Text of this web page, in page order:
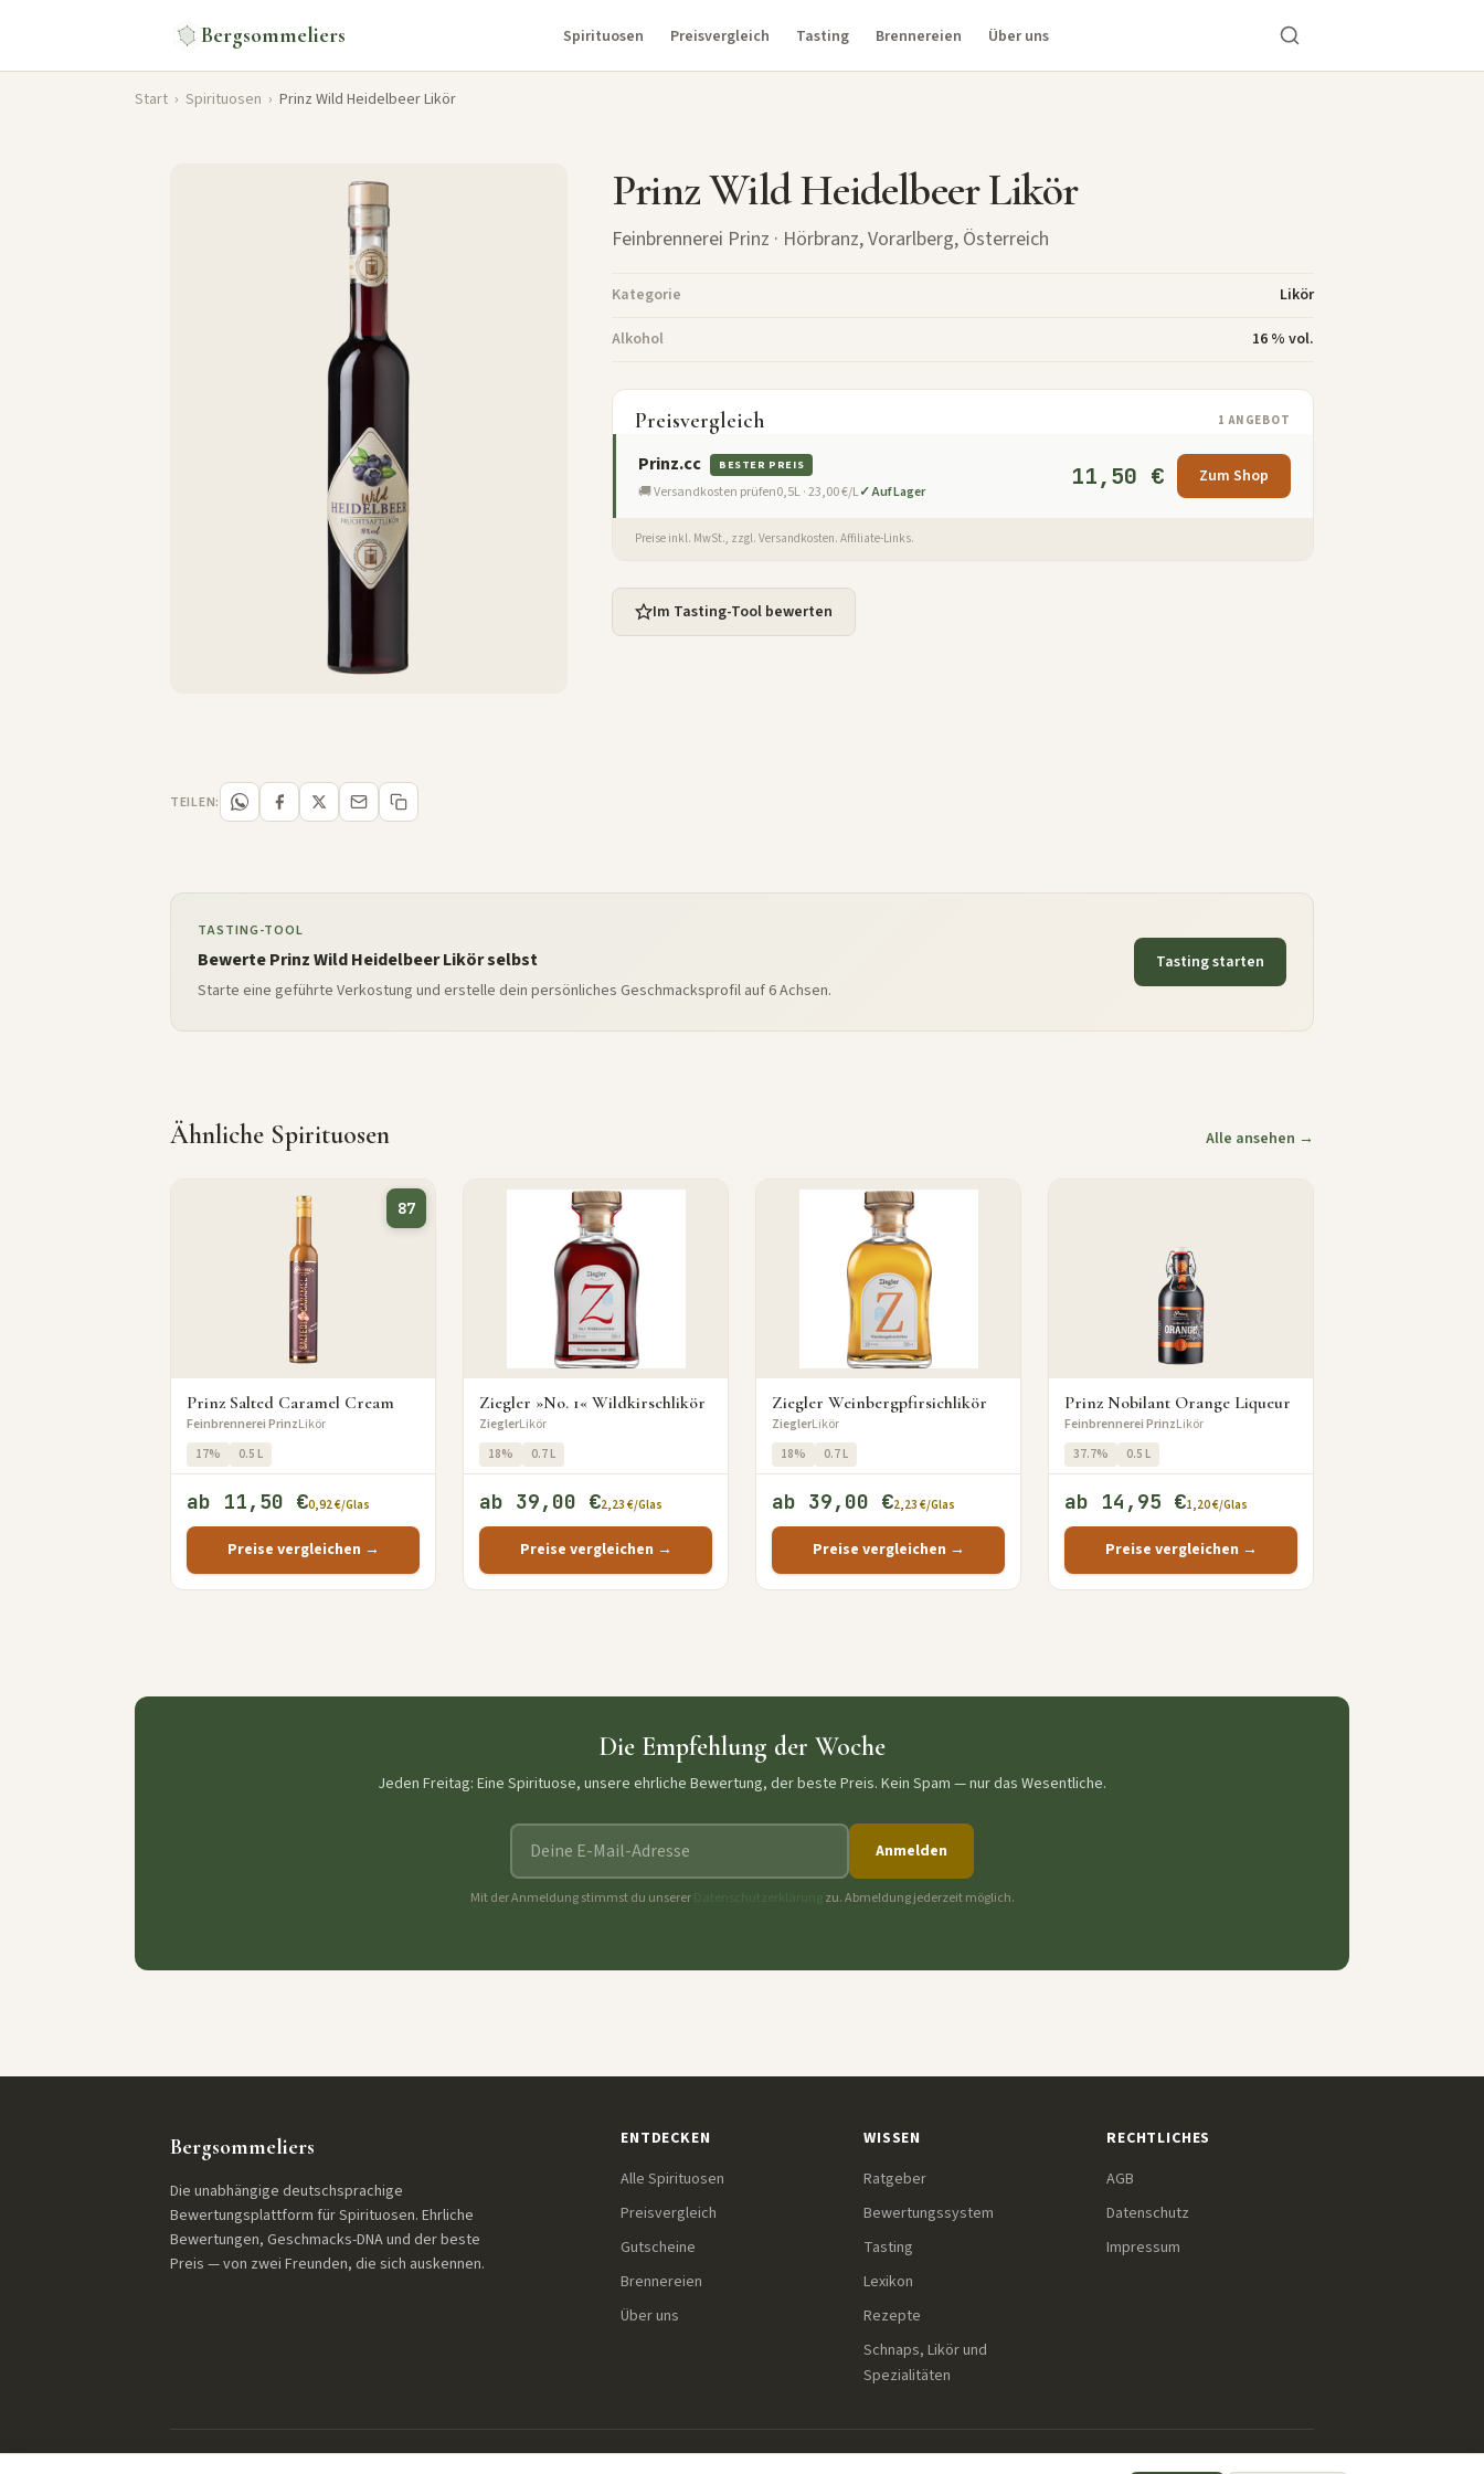
Bergsommeliers Spirituosen Preisvergleich Tasting Brennereien Über uns
Start › Spirituosen › Prinz Wild Heidelbeer Likör
Prinz Wild Heidelbeer Likör
Feinbrennerei Prinz · Hörbranz, Vorarlberg, Österreich
Kategorie
Likör
Alkohol
16 % vol.
Preisvergleich 1 ANGEBOT
Prinz.cc BESTER PREIS
🚚 Versandkosten prüfen0,5L · 23,00 €/L✓ Auf Lager
11,50 € Zum Shop
Preise inkl. MwSt., zzgl. Versandkosten. Affiliate-Links.
Im Tasting-Tool bewerten
TEILEN:
TASTING-TOOL
Bewerte Prinz Wild Heidelbeer Likör selbst
Starte eine geführte Verkostung und erstelle dein persönliches Geschmacksprofil auf 6 Achsen.
Tasting starten
Ähnliche Spirituosen Alle ansehen →
87
Prinz Salted Caramel Cream
Feinbrennerei PrinzLikör
17% 0.5 L
ab 11,50 €0,92 €/Glas
Preise vergleichen →
Ziegler »No. 1« Wildkirschlikör
ZieglerLikör
18% 0.7 L
ab 39,00 €2,23 €/Glas
Preise vergleichen →
Ziegler Weinbergpfirsichlikör
ZieglerLikör
18% 0.7 L
ab 39,00 €2,23 €/Glas
Preise vergleichen →
Prinz Nobilant Orange Liqueur
Feinbrennerei PrinzLikör
37.7% 0.5 L
ab 14,95 €1,20 €/Glas
Preise vergleichen →
Die Empfehlung der Woche
Jeden Freitag: Eine Spirituose, unsere ehrliche Bewertung, der beste Preis. Kein Spam — nur das Wesentliche.
E-Mail-Adresse
Anmelden
Mit der Anmeldung stimmst du unserer zu. Abmeldung jederzeit möglich.
Bergsommeliers
Die unabhängige deutschsprachige
Bewertungsplattform für Spirituosen. Ehrliche
Bewertungen, Geschmacks-DNA und der beste
Preis — von zwei Freunden, die sich auskennen.
ENTDECKEN
Alle Spirituosen
Preisvergleich
Gutscheine
Brennereien
Über uns
WISSEN
Ratgeber
Bewertungssystem
Tasting
Lexikon
Rezepte
Schnaps, Likör und
Spezialitäten
RECHTLICHES
AGB
Datenschutz
Impressum